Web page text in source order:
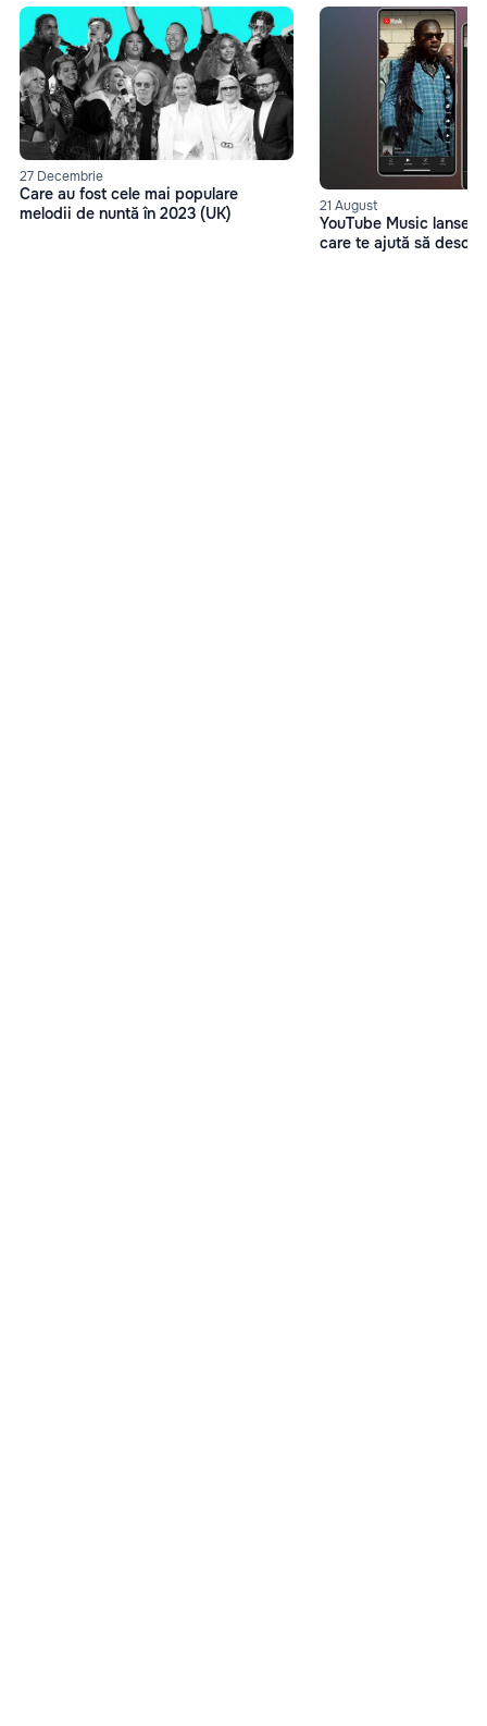
27 Decembrie
Care au fost cele mai populare
melodii de nuntă în 2023 (UK)
21 August
YouTube Music
care te ajută să